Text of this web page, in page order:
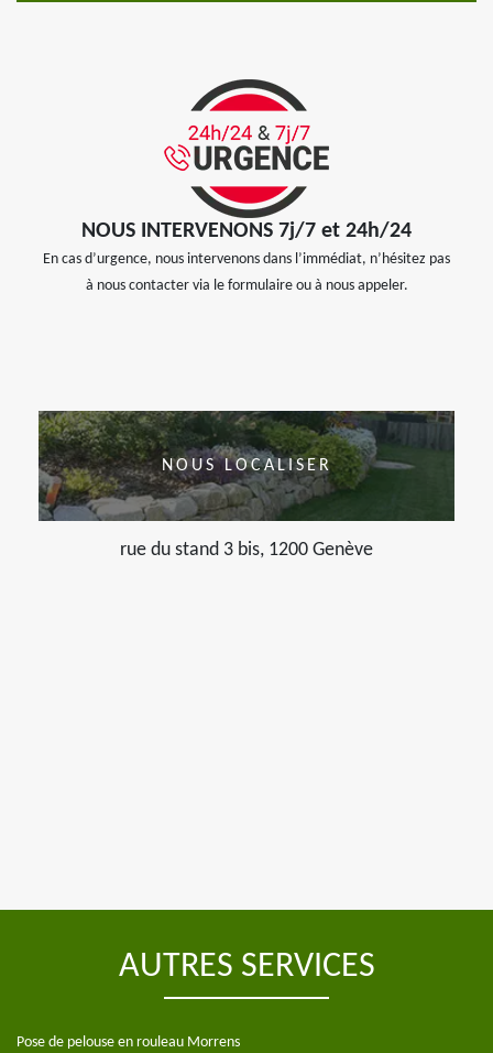
NOUS INTERVENONS 7j/7 et 24h/24
En cas d’urgence, nous intervenons dans l’immédiat, n’hésitez pas
à nous contacter via le formulaire ou à nous appeler.
NOUS LOCALISER
rue du stand 3 bis, 1200 Genève
AUTRES SERVICES
Pose de pelouse en rouleau Morrens